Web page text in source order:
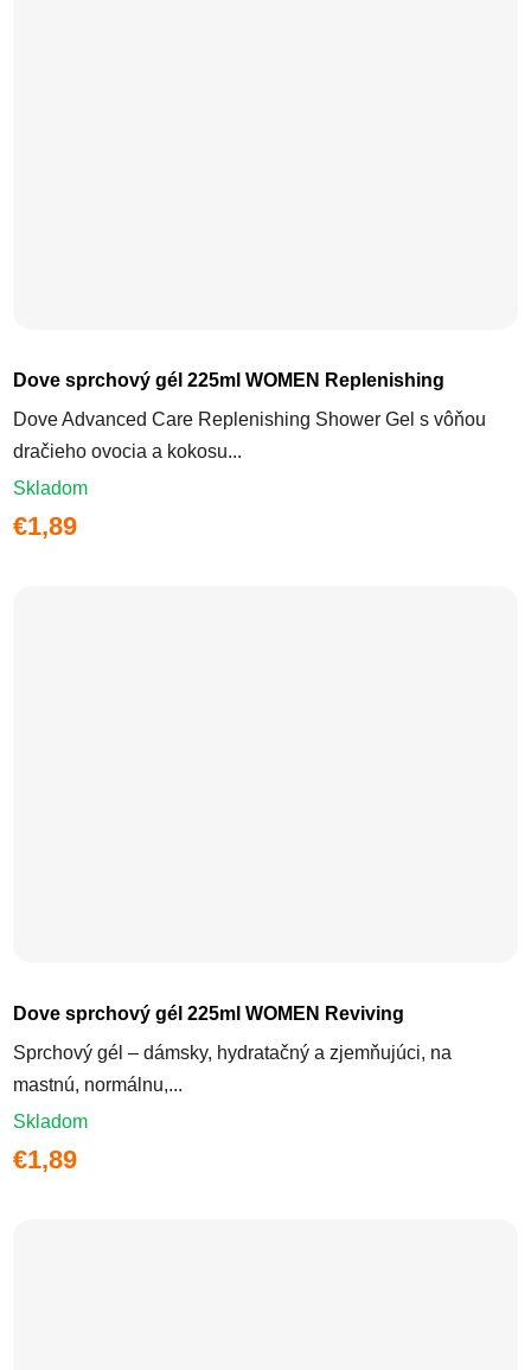
Dove sprchový gél 225ml WOMEN Replenishing
Dove Advanced Care Replenishing Shower Gel s vôňou
dračieho ovocia a kokosu...
Skladom
€1,89
Dove sprchový gél 225ml WOMEN Reviving
Sprchový gél – dámsky, hydratačný a zjemňujúci, na
mastnú, normálnu,...
Skladom
€1,89